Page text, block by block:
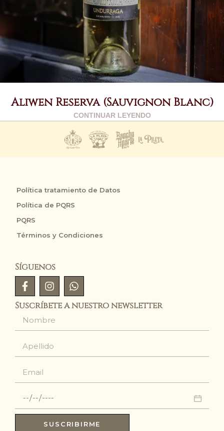
Aliwen Reserva (Sauvignon Blanc)
CONTINUAR LEYENDO
Política tratamiento de Datos
Política de PQRS
PQRS
Términos y Condiciones
Síguenos
Suscríbete a nuestro newsletter
SUSCRIBIRME